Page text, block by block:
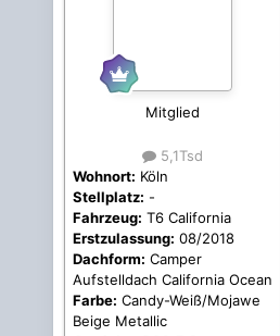
Mitglied
5,1Tsd
Wohnort: Köln
Stellplatz: -
Fahrzeug: T6 California
Erstzulassung: 08/2018
Dachform: Camper
Aufstelldach California Ocean
Farbe: Candy-Weiß/Mojawe
Beige Metallic